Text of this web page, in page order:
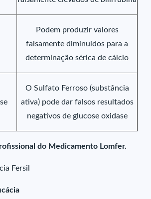
Podem produzir valores
falsamente diminuídos para a
determinação sérica de cálcio
O Sulfato Ferroso (substância
ativa) pode dar falsos resultados
negativos de glucose oxidase
do Medicamento Lomfer.
Fersil